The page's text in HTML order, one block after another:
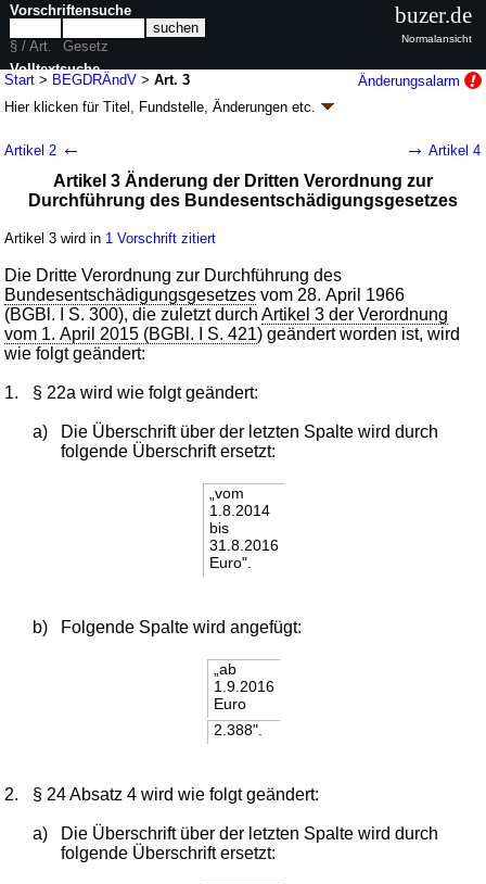
Start > BEGDRÄndV >Art. 3
Änderungsalarm
Hier klicken fürTitel, Fundstelle, Änderungen etc.
Rechtsvorschriften zur Durchführung des
Bundesentschädigungsgesetzes
(BEGDRÄndV k.a.Abk.)
V. v. 27.04.2017BGBl. I S. 980(Nr. 23
Artikel 2 ← → Artikel 4
Artikel 3 Änderung der Dritten Verordnung zur
Durchführung des Bundesentschädigungsgesetzes
Artikel 3 wird in 1 Vorschrift zitiert
Die Dritte Verordnung zur Durchführung des
Bundesentschädigungsgesetzes vom 28. April 1966
(BGBl. I S. 300), die zuletzt durchArtikel 3 der Verordnung
vom 1. April 2015 (BGBl. I S. 421) geändert worden ist, wird
wie folgt geändert:
1. § 22a wird wie folgt geändert:
a)
Die Überschrift über der letzten Spalte wird durch
folgende Überschrift ersetzt:
„vom
1.8.2014
bis
31.8.2016
Euro".
b) Folgende Spalte wird angefügt:
„ab
1.9.2016
Euro
2.388".
2. § 24 Absatz 4 wird wie folgt geändert:
a)
Die Überschrift über der letzten Spalte wird durch
folgende Überschrift ersetzt:
Vorschriftensuche
§ / Art.
Gesetz
Volltextsuche
nur in BEGDRÄndV
buzer.de
Normalansicht